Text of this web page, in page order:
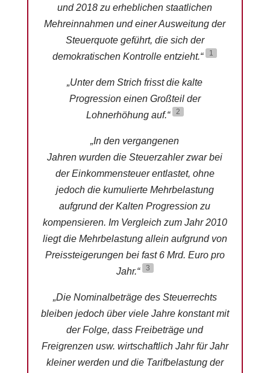
und 2018 zu erheblichen staatlichen
Mehreinnahmen und einer Ausweitung der
Steuerquote geführt, die sich der
demokratischen Kontrolle entzieht.“
1
„Unter dem Strich frisst die kalte
Progression einen Großteil der
Lohnerhöhung auf.“
2
„In den vergangenen
Jahren wurden die Steuerzahler zwar bei
der Einkommensteuer entlastet, ohne
jedoch die kumulierte Mehrbelastung
aufgrund der Kalten Progression zu
kompensieren. Im Vergleich zum Jahr 2010
liegt die Mehrbelastung allein aufgrund von
Preissteigerungen bei fast 6 Mrd. Euro pro
Jahr.“
3
„Die Nominalbeträge des Steuerrechts
bleiben jedoch über viele Jahre konstant mit
der Folge, dass Freibeträge und
Freigrenzen usw. wirtschaftlich Jahr für Jahr
kleiner werden und die Tarifbelastung der